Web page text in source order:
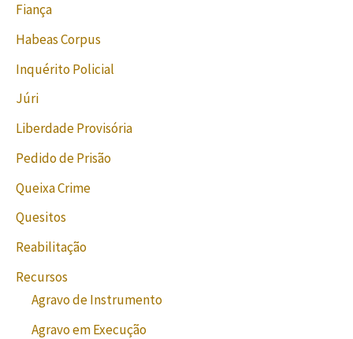
Fiança
Habeas Corpus
Inquérito Policial
Júri
Liberdade Provisória
Pedido de Prisão
Queixa Crime
Quesitos
Reabilitação
Recursos
Agravo de Instrumento
Agravo em Execução